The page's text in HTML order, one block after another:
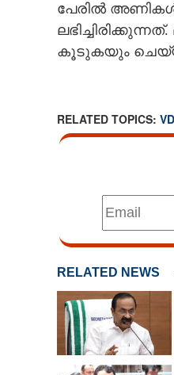
പേരില്‍
കൂടുകയും
RELATED TOPICS:
RELATED NEWS